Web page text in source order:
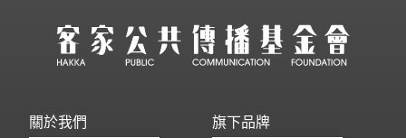
關於我們 旗下品牌